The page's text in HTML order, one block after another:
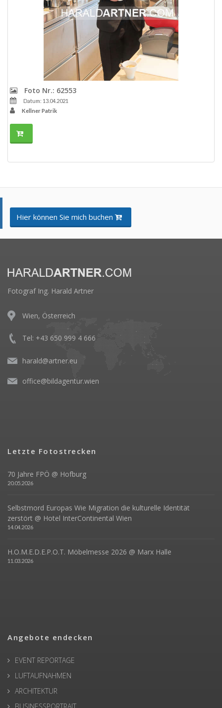
Foto Nr.: 62553
Datum: 13.04.2021
Kellner Patrik
Hier können Sie mich buchen
Fotograf Ing. Harald Artner
Wien, Österreich
Tel: +43 650 999 4 666
harald@artner.eu
office@bildagentur.wien
Letzte Fotostrecken
70 Jahre FPÖ @ Hofburg
20.05.2026
Selbstmord Europas Wie Migration die kulturelle Identität
zerstört @ Hotel InterContinental Wien
14.04.2026
H.O.M.E.D.E.P.O.T. Möbelmesse 2026 @ Marx Halle
11.03.2026
Angebote endecken
EVENT REPORTAGE
LUFTAUFNAHMEN
ARCHITEKTUR